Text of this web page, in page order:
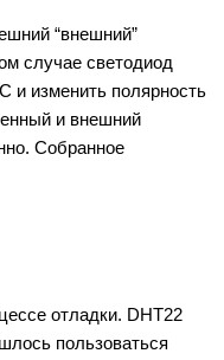
“внешний”
случае светодиод
и изменить полярность
и внешний
Собранное
отладки. DHT22
пользоваться